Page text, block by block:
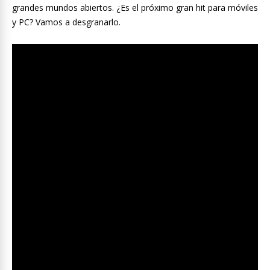
grandes mundos abiertos. ¿Es el próximo gran hit para móviles
y PC? Vamos a desgranarlo.